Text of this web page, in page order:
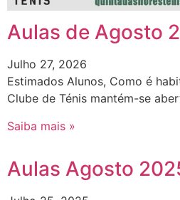
Aulas de Agosto
Julho 27, 2026
Estimados Alunos, Como é
Clube de Ténis mantém-se
Saiba mais »
Aulas Agosto